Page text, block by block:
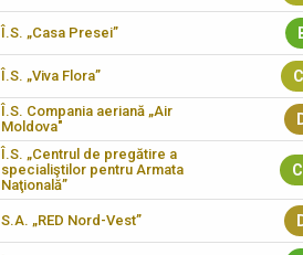
Î.S. „Casa Presei”
Î.S. „Viva Flora”
Î.S. Compania aeriană „Air
Moldova"
Î.S. „Centrul de pregătire a
specialiştilor pentru Armata
Naţională”
S.A. „RED Nord-Vest”